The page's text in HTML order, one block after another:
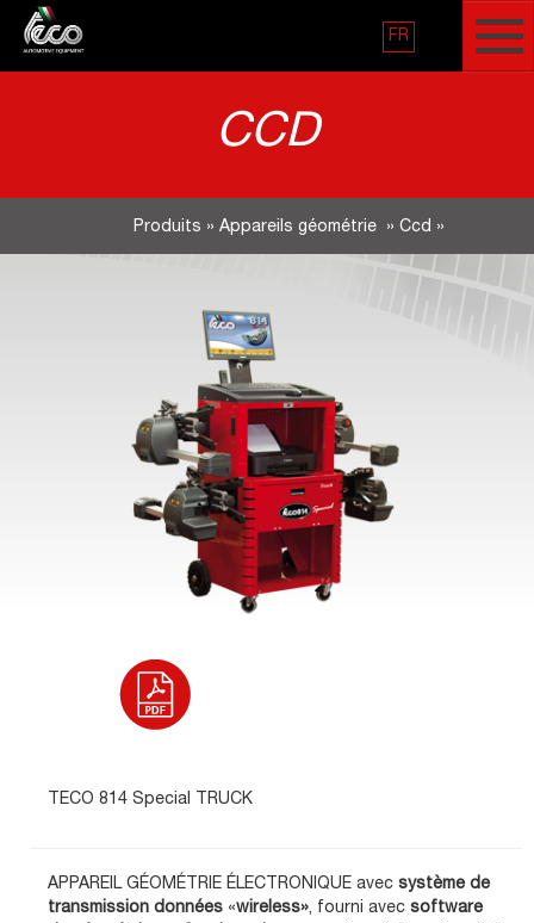
FR
CCD
Produits » Appareils géométrie » Ccd »
TECO 814 Special TRUCK
APPAREIL GÉOMÉTRIE ÉLECTRONIQUE avec système de
transmission données «wireless», fourni avec software